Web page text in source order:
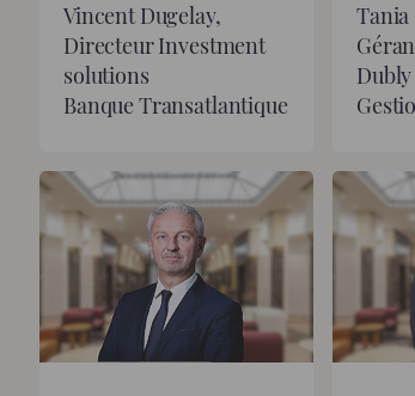
Vincent Dugelay,
Directeur Investment
solutions
Banque Transatlantique
Tania